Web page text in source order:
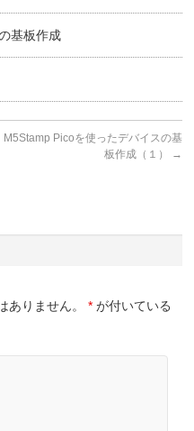
基板作成
M5Stamp Picoを使ったデバイスの基
板作成（１）
→
ありません。 * が付いている